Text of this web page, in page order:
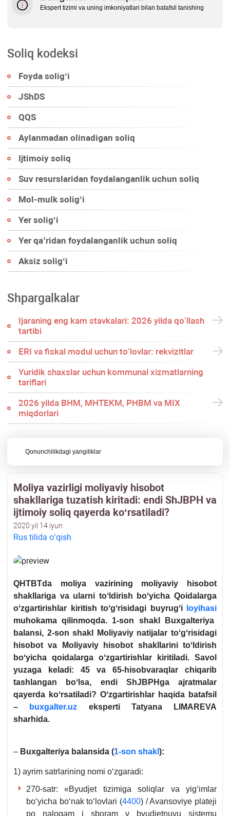
Ekspert tizimi va uning imkoniyatlari bilan batafsil tanishing
Soliq kodeksi
Foyda soligʻi
JShDS
QQS
Aylanmadan olinadigan soliq
Ijtimoiy soliq
Suv resurslaridan foydalanganlik uchun soliq
Mol-mulk soligʻi
Yer soligʻi
Yer qa’ridan foydalanganlik uchun soliq
Aksiz soligʻi
Shpargalkalar
Ijaraning eng kam stavkalari: 2026 yilda qoʻllash
tartibi
ERI va fiskal modul uchun toʻlovlar: rekvizitlar
Yuridik shaхslar uchun kommunal хizmatlarning
tariflari
2026 yilda BHM, MHTEKM, PHBM va MIX
miqdorlari
Qonunchilikdagi yangiliklar
Moliya vazirligi moliyaviy hisobot
shakllariga tuzatish kiritadi: endi ShJBPH va
ijtimoiy soliq qayerda koʻrsatiladi?
2020 yil 14 iyun
Rus tilida oʻqish
QHTBTda moliya vazirining moliyaviy hisobot
shakllariga va ularni toʻldirish boʻyicha Qoidalarga
oʻzgartirishlar kiritish toʻgʻrisidagi buyrugʻi
loyihasi
muhokama qilinmoqda. 1-son shakl Buхgalteriya
balansi, 2-son shakl Moliyaviy natijalar toʻgʻrisidagi
hisobot va Moliyaviy hisobot shakllarini toʻldirish
boʻyicha qoidalarga oʻzgartirishlar kiritiladi. Savol
yuzaga keladi: 45 va 65-hisobvaraqlar chiqarib
tashlangan boʻlsa, endi ShJBPHga ajratmalar
qayerda koʻrsatiladi? Oʻzgartirishlar haqida batafsil
–
buxgalter.uz eksperti Tatyana LIMAREVA
sharhida.
– Buхgalteriya balansida (1-son shakl ):
1) ayrim satrlarining nomi oʻzgaradi:
270-satr: «Byudjet tizimiga soliqlar va yigʻimlar
boʻyicha boʻnak toʻlovlari (4400) / Avansoviye plateji
po nalogam i sboram v byudjetnuyu sistemu